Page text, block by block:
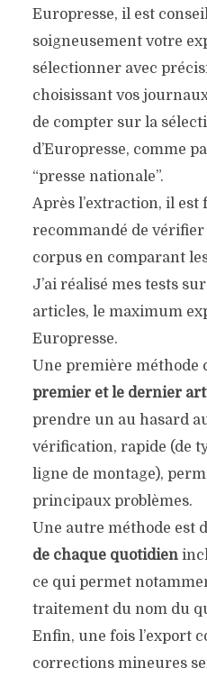
Europresse, il est
soigneusement votre
sélectionner avec
choisissant vos
de compter sur la
d’Europresse, comme
“presse nationale”.
Après l’extraction, il est
recommandé de
corpus en comparant
J’ai réalisé mes tests
articles, le maximum
Europresse.
Une première méthode
premier et le dernier
prendre un au hasard
vérification, rapide (de
ligne de montage),
principaux problèmes.
Une autre méthode est
de chaque quotidien
ce qui permet
traitement du nom du
Enfin, une fois l’export
corrections mineures